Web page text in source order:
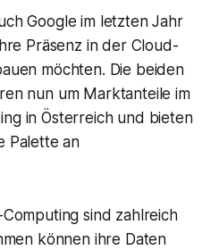
Google im letzten Jahr
Präsenz in der Cloud-
möchten. Die beiden
nun um Marktanteile im
in Österreich und bieten
Palette an
sind zahlreich
können ihre Daten